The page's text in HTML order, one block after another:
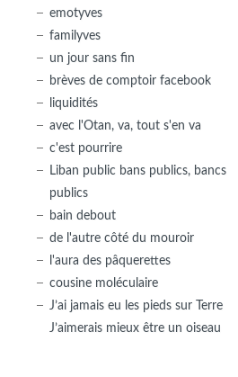
emotyves
familyves
un jour sans fin
brèves de comptoir facebook
liquidités
avec l'Otan, va, tout s'en va
c'est pourrire
Liban public bans publics, bancs
publics
bain debout
de l'autre côté du mouroir
l'aura des pâquerettes
cousine moléculaire
J’ai jamais eu les pieds sur Terre
J’aimerais mieux être un oiseau